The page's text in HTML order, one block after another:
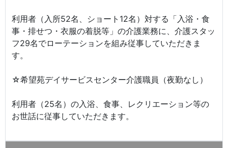
利用者（入所52名、ショート12名）対する「入浴・食
事・排せつ・衣服の着脱等」の介護業務に、介護スタッ
フ29名でローテーションを組み従事していただきま
す。
☆希望苑デイサービスセンター介護職員（夜勤なし）
利用者（25名）の入浴、食事、レクリエーション等の
お世話に従事していただきます。